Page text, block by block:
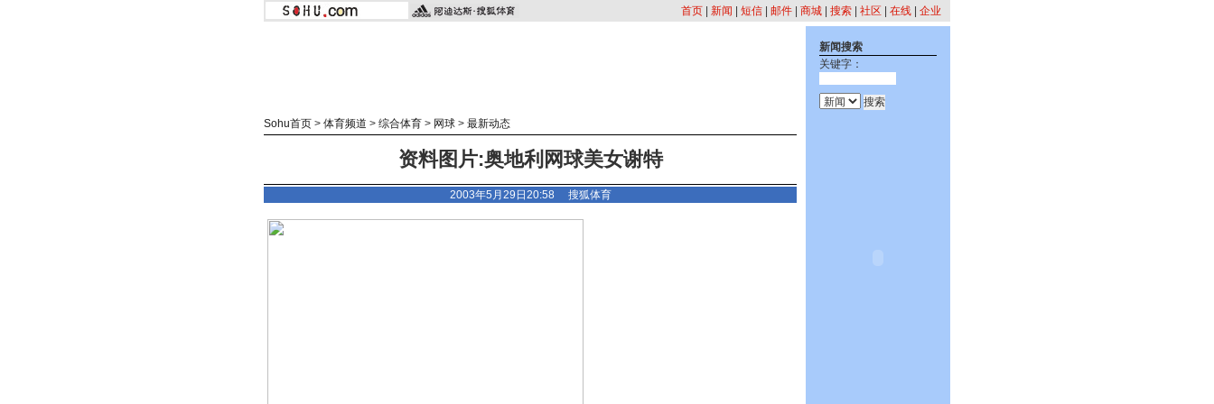
首页 新闻 短信 邮件 商城 搜索 社区 在线 企业
Sohu首页 > 体育频道 > 综合体育 > 网球 > 最新动态
资料图片:奥地利网球美女谢特
2003年5月29日20:58 搜狐体育
新闻搜索
关键字：